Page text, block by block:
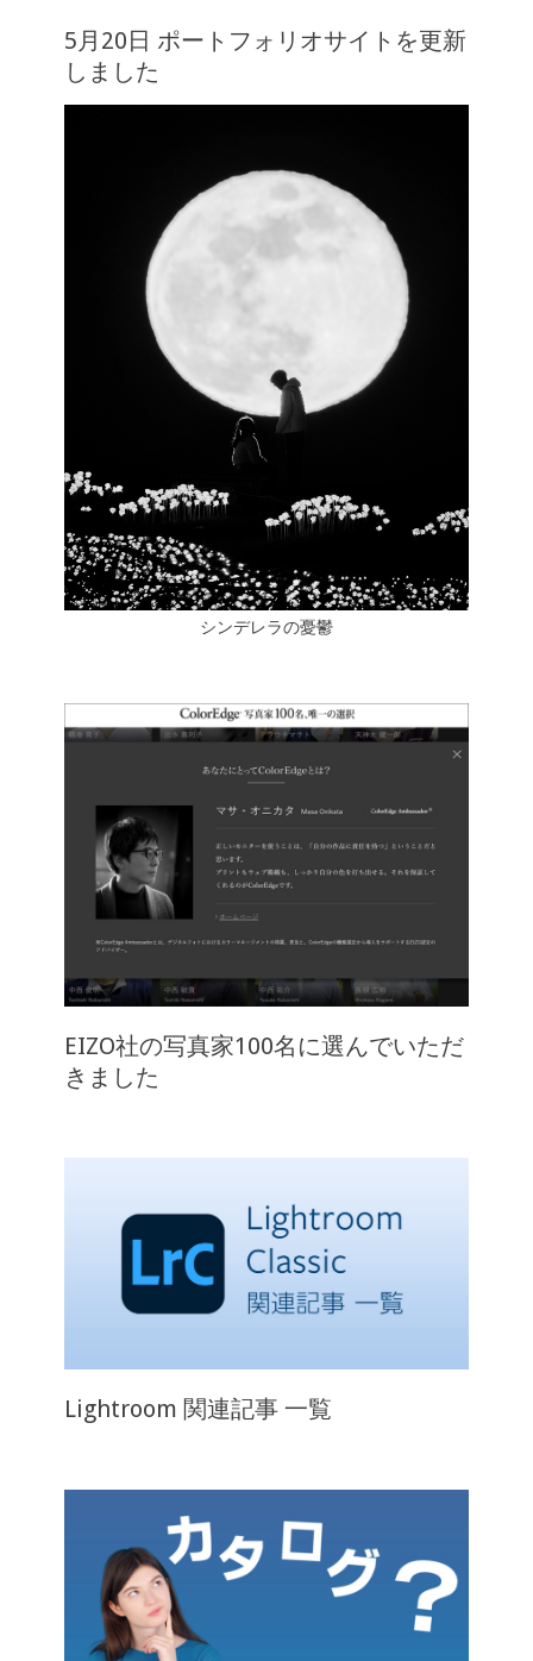
5月20日 ポートフォリオサイトを更新
しました
シンデレラの憂鬱
EIZO社の写真家100名に選んでいただ
きました
Lightroom 関連記事 一覧